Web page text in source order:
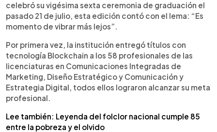
celebró su vigésima sexta ceremonia de graduación el
pasado 21 de julio, esta edición contó con el lema: “Es
momento de vibrar más lejos”.
Por primera vez, la institución entregó títulos con
tecnología Blockchain a los 58 profesionales de las
licenciaturas en Comunicaciones Integradas de
Marketing, Diseño Estratégico y Comunicación y
Estrategia Digital, todos ellos lograron alcanzar su meta
profesional.
Lee también: Leyenda del folclor nacional cumple 85
entre la pobreza y el olvido